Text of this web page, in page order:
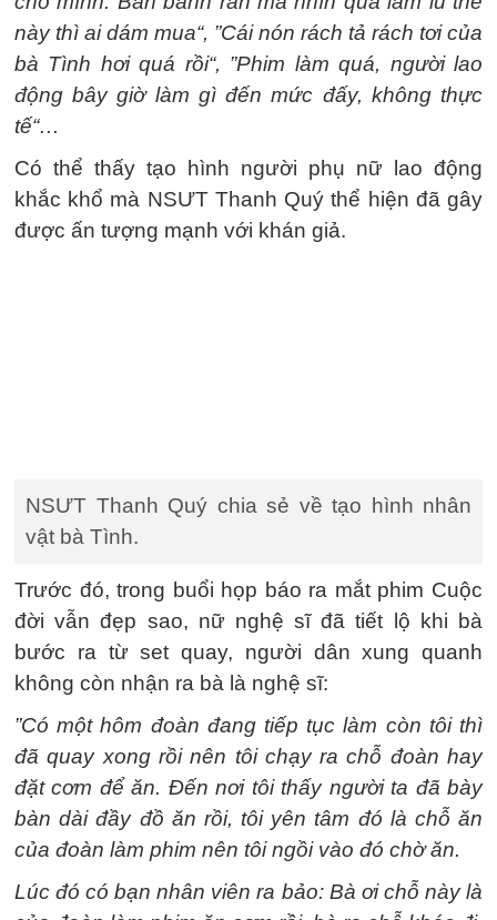
này thì ai dám mua“, ”Cái nón rách tả rách tơi của
bà Tình hơi quá rồi“, ”Phim làm quá, người lao
động bây giờ làm gì đến mức đấy, không thực
tế“…
Có thể thấy tạo hình người phụ nữ lao động
khắc khổ mà NSƯT Thanh Quý thể hiện đã gây
được ấn tượng mạnh với khán giả.
NSƯT Thanh Quý chia sẻ về tạo hình nhân
vật bà Tình.
Trước đó, trong buổi họp báo ra mắt phim Cuộc
đời vẫn đẹp sao, nữ nghệ sĩ đã tiết lộ khi bà
bước ra từ set quay, người dân xung quanh
không còn nhận ra bà là nghệ sĩ:
”Có một hôm đoàn đang tiếp tục làm còn tôi thì
đã quay xong rồi nên tôi chạy ra chỗ đoàn hay
đặt cơm để ăn. Đến nơi tôi thấy người ta đã bày
bàn dài đầy đồ ăn rồi, tôi yên tâm đó là chỗ ăn
của đoàn làm phim nên tôi ngồi vào đó chờ ăn.
Lúc đó có bạn nhân viên ra bảo: Bà ơi chỗ này là